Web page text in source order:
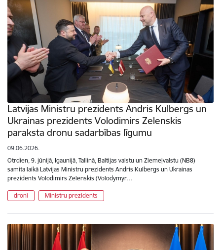
Latvijas Ministru prezidents Andris Kulbergs un
Ukrainas prezidents Volodimirs Zelenskis
paraksta dronu sadarbības līgumu
09.06.2026.
Otrdien, 9. jūnijā, Igaunijā, Tallinā, Baltijas valstu un Ziemeļvalstu (NB8)
samita laikā Latvijas Ministru prezidents Andris Kulbergs un Ukrainas
prezidents Volodimirs Zelenskis (Volodymyr…
droni Ministru prezidents